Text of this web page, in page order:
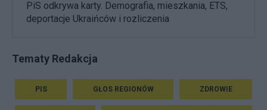
PiS odkrywa karty. Demografia, mieszkania, ETS,
deportacje Ukraińców i rozliczenia
Tematy Redakcja
PIS GŁOS REGIONÓW ZDROWIE